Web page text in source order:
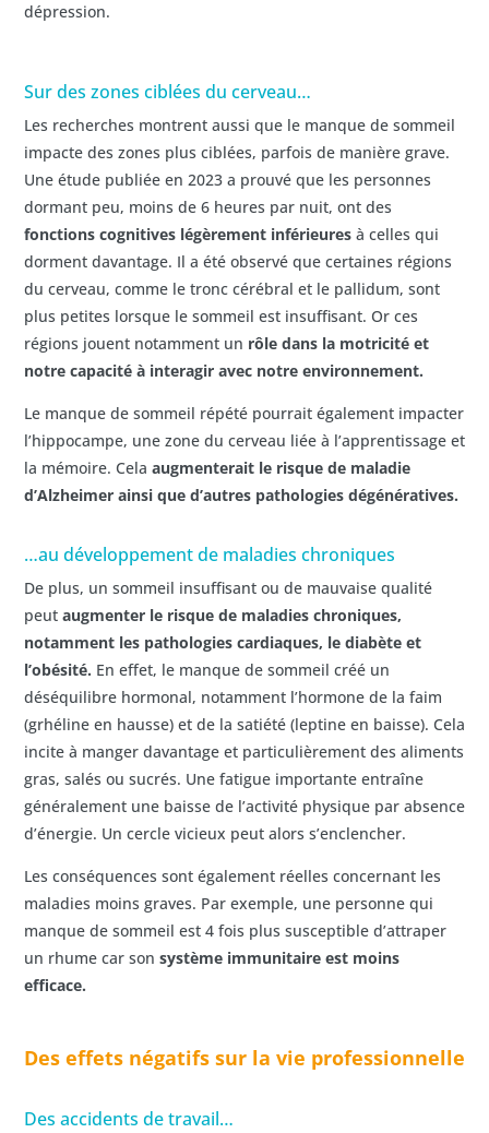
dépression.
Sur des zones ciblées du cerveau…
Les recherches montrent aussi que le manque de sommeil
impacte des zones plus ciblées, parfois de manière grave.
Une étude publiée en 2023 a prouvé que les personnes
dormant peu, moins de 6 heures par nuit, ont des
fonctions cognitives légèrement inférieures à celles qui
dorment davantage. Il a été observé que certaines régions
du cerveau, comme le tronc cérébral et le pallidum, sont
plus petites lorsque le sommeil est insuffisant. Or ces
régions jouent notamment un rôle dans la motricité et
notre capacité à interagir avec notre environnement.
Le manque de sommeil répété pourrait également impacter
l’hippocampe, une zone du cerveau liée à l’apprentissage et
la mémoire. Cela augmenterait le risque de maladie
d’Alzheimer ainsi que d’autres pathologies dégénératives.
…au développement de maladies chroniques
De plus, un sommeil insuffisant ou de mauvaise qualité
peut augmenter le risque de maladies chroniques,
notamment les pathologies cardiaques, le diabète et
l’obésité. En effet, le manque de sommeil créé un
déséquilibre hormonal, notamment l’hormone de la faim
(grhéline en hausse) et de la satiété (leptine en baisse). Cela
incite à manger davantage et particulièrement des aliments
gras, salés ou sucrés. Une fatigue importante entraîne
généralement une baisse de l’activité physique par absence
d’énergie. Un cercle vicieux peut alors s’enclencher.
Les conséquences sont également réelles concernant les
maladies moins graves. Par exemple, une personne qui
manque de sommeil est 4 fois plus susceptible d’attraper
un rhume car son système immunitaire est moins
efficace.
Des effets négatifs sur la vie professionnelle
Des accidents de travail…